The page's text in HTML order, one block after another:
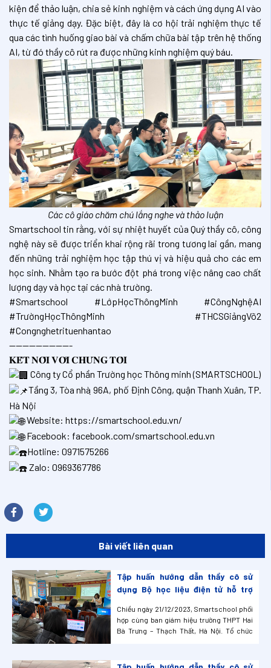
kiện để thảo luận, chia sẻ kinh nghiệm và cách ứng dụng AI vào
thực tế giảng dạy. Đặc biệt, đây là cơ hội trải nghiệm thực tế
qua các tình huống giao bài và chấm chữa bài tập trên hệ thống
AI, từ đó thầy cô rút ra được những kinh nghiệm quý báu.
Các cô giáo chăm chú lắng nghe và thảo luận
Smartschool tin rằng, với sự nhiệt huyết của Quý thầy cô, công
nghệ này sẽ được triển khai rộng rãi trong tương lai gần, mang
đến những trải nghiệm học tập thú vị và hiệu quả cho các em
học sinh. Nhằm tạo ra bước đột phá trong việc nâng cao chất
lượng dạy và học tại các nhà trường.
#Smartschool #LớpHọcThôngMinh #CôngNghệAI
#TrườngHọcThôngMinh #THCSGiảngVõ2
#Congnghetrituenhantao
—————————-
𝐊𝐄̂́𝐓 𝐍𝐎̂́𝐈 𝐕𝐎̛́𝐈 𝐂𝐇𝐔́𝐍𝐆 𝐓𝐎̂𝐈
Công ty Cổ phần Trường học Thông minh (SMARTSCHOOL)
Tầng 3, Tòa nhà ̣96A, phố Định Công, quận Thanh Xuân, TP.
Hà Nội
Website: https://smartschool.edu.vn/
Facebook: facebook.com/smartschool.edu.vn
Hotline: 0971575266
Zalo: 0969367786
Bài viết liên quan
Tập huấn hướng dẫn thầy cô sử
dụng Bộ học liệu điện tử hỗ trợ
Hai Bà Trưng – Thạch Thất, Hà Nội.
Chiều ngày 21/12/2023, Smartschool phối
hợp cùng ban giám hiệu trường THPT Hai
Bà Trưng – Thạch Thất, Hà Nội. Tổ chức
viên S-edu nhằm ứng dụng thay đổi